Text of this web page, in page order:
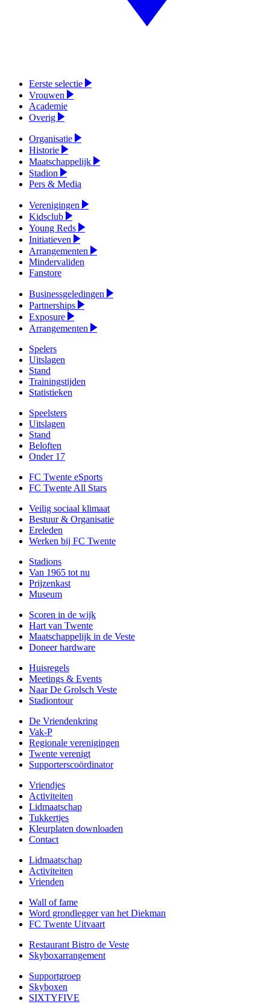
Eerste selectie
Vrouwen
Academie
Overig
Organisatie
Historie
Maatschappelijk
Stadion
Pers & Media
Verenigingen
Kidsclub
Young Reds
Initiatieven
Arrangementen
Mindervaliden
Fanstore
Businessgeledingen
Partnerships
Exposure
Arrangementen
Spelers
Uitslagen
Stand
Trainingstijden
Statistieken
Speelsters
Uitslagen
Stand
Beloften
Onder 17
FC Twente eSports
FC Twente All Stars
Veilig sociaal klimaat
Bestuur & Organisatie
Ereleden
Werken bij FC Twente
Stadions
Van 1965 tot nu
Prijzenkast
Museum
Scoren in de wijk
Hart van Twente
Maatschappelijk in de Veste
Doneer hardware
Huisregels
Meetings & Events
Naar De Grolsch Veste
Stadiontour
De Vriendenkring
Vak-P
Regionale verenigingen
Twente verenigt
Supporterscoördinator
Vriendjes
Activiteiten
Lidmaatschap
Tukkertjes
Kleurplaten downloaden
Contact
Lidmaatschap
Activiteiten
Vrienden
Wall of fame
Word grondlegger van het Diekman
FC Twente Uitvaart
Restaurant Bistro de Veste
Skyboxarrangement
Supportgroep
Skyboxen
SIXTYFIVE